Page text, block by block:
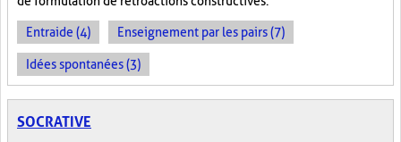
Entraide (4) Enseignement par les pairs (7)
Idées spontanées (3)
SOCRATIVE